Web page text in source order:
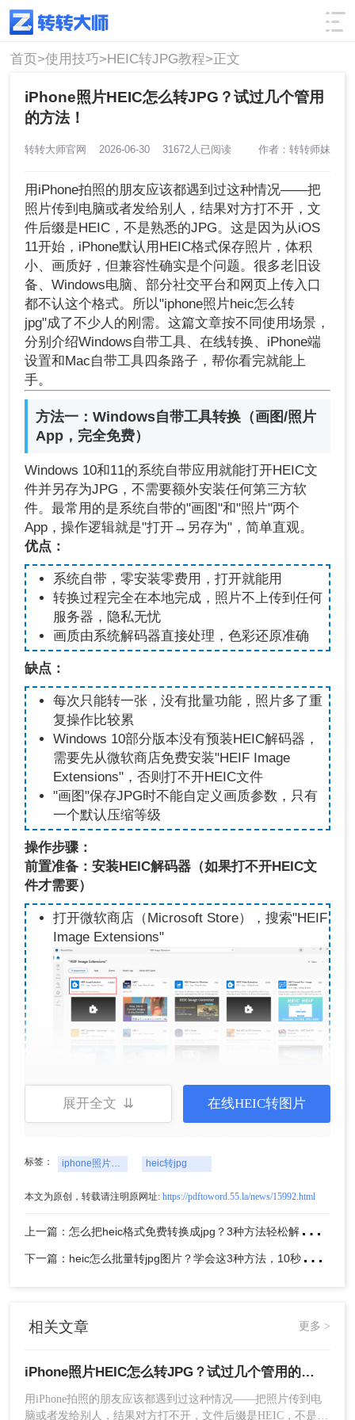
使用技巧 筛选
首页>使用技巧>HEIC转JPG教程>正文
iPhone照片HEIC怎么转JPG？试过几个管用
的方法！
转转大师官网 2026-06-30 31672人已阅读 作者：转转师妹
用iPhone拍照的朋友应该都遇到过这种情况——把
照片传到电脑或者发给别人，结果对方打不开，文
件后缀是HEIC，不是熟悉的JPG。这是因为从iOS
11开始，iPhone默认用HEIC格式保存照片，体积
小、画质好，但兼容性确实是个问题。很多老旧设
备、Windows电脑、部分社交平台和网页上传入口
都不认这个格式。所以"iphone照片heic怎么转
jpg"成了不少人的刚需。这篇文章按不同使用场景，
分别介绍Windows自带工具、在线转换、iPhone端
设置和Mac自带工具四条路子，帮你看完就能上
手。
方法一：Windows自带工具转换（画图/照片
App，完全免费）
Windows 10和11的系统自带应用就能打开HEIC文
件并另存为JPG，不需要额外安装任何第三方软
件。最常用的是系统自带的"画图"和"照片"两个
App，操作逻辑就是"打开→另存为"，简单直观。
优点：
系统自带，零安装零费用，打开就能用
转换过程完全在本地完成，照片不上传到任何
服务器，隐私无忧
画质由系统解码器直接处理，色彩还原准确
缺点：
每次只能转一张，没有批量功能，照片多了重
复操作比较累
Windows 10部分版本没有预装HEIC解码器，
需要先从微软商店免费安装"HEIF Image
Extensions"，否则打不开HEIC文件
"画图"保存JPG时不能自定义画质参数，只有
一个默认压缩等级
操作步骤：
前置准备：安装HEIC解码器（如果打不开HEIC文
件才需要）
打开微软商店（Microsoft Store），搜索"HEIF
Image Extensions"
点击"获取"或"安装"，等待下载完成（免费，体
积很小）
件了
用"画图"转换：
找到需要转换的HEIC照片，右键点击→"打开
方式"→选择"画图"
照片打开后，点击左上角"文件"→"另存为"→选
择"JPEG图片"
展开全文 ⇊ 在线HEIC转图片
标签： iphone照片heic怎么转jpg heic转jpg
本文为原创，转载请注明原网址: https://pdftoword.55.la/news/15992.html
上
一篇：怎么把heic格式免费转换成jpg？3种方法轻松解决，原来这么简单！
下
一篇：heic怎么批量转jpg图片？学会这3种方法，10秒转换上百张图片。
相关文章 更多 >
iPhone照片HEIC怎么转JPG？试过几个管用的方法！
用iPhone拍照的朋友应该都遇到过这种情况——把照片传到电
脑或者发给别人，结果对方打不开，文件后缀是HEIC，不是熟